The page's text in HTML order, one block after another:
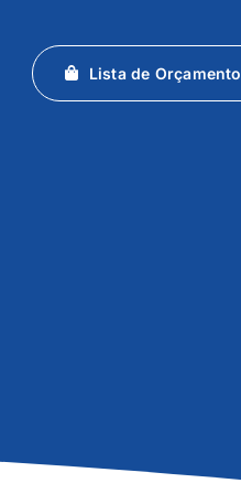
Lista de Orçamento